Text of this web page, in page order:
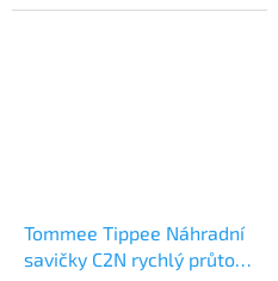
Tommee Tippee Náhradní
savičky C2N rychlý průtok